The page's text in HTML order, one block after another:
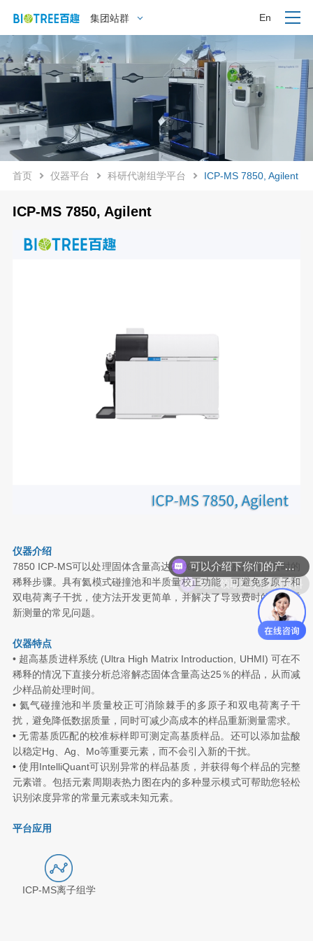
集团站群 En
首页 仪器平台 科研代谢组学平台 ICP-MS 7850, Agilent
ICP-MS 7850, Agilent
仪器介绍
7850 ICP-MS可以处理固体含量高达25％的样品，从而减少费时的
稀释步骤。具有氦模式碰撞池和半质量校正功能，可避免多原子和
双电荷离子干扰，使方法开发更简单，并解决了导致费时的样品重
新测量的常见问题。
仪器特点
• 超高基质进样系统 (Ultra High Matrix Introduction, UHMI) 可在不
稀释的情况下直接分析总溶解态固体含量高达25％的样品，从而减
少样品前处理时间。
• 氦气碰撞池和半质量校正可消除棘手的多原子和双电荷离子干
扰，避免降低数据质量，同时可减少高成本的样品重新测量需求。
•无需基质匹配的校准标样即可测定高基质样品。还可以添加盐酸
以稳定Hg、Ag、Mo等重要元素，而不会引入新的干扰。
•使用IntelliQuant可识别异常的样品基质，并获得每个样品的完整
元素谱。包括元素周期表热力图在内的多种显示模式可帮助您轻松
识别浓度异常的常量元素或未知元素。
平台应用
ICP-MS离子组学
可以介绍下你们的产品么
免费领取组学检测资料